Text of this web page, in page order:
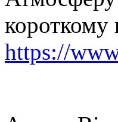
короткому
https://